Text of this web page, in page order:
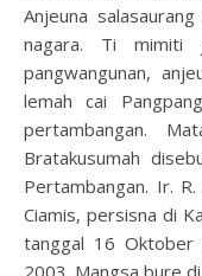
Anjeuna
nagara. Ti mimiti
pangwangunan,
lemah cai
pertambangan.
Bratakusumah
Pertambangan. Ir.
Ciamis, persisna di
tanggal 16 Oktober
2003. Mangsa bure